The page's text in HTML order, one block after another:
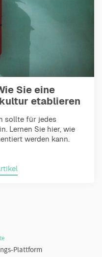
Sie eine
etablieren
sollte für jedes
Lernen Sie hier, wie
werden kann.
Plattform